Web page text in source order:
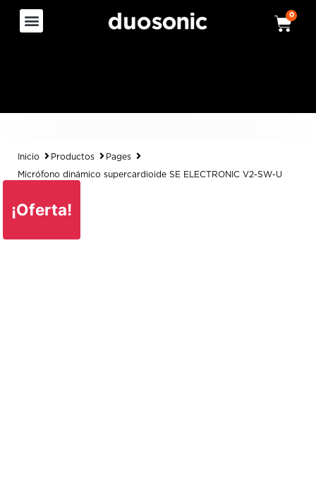
0
Inicio Productos Pages
Micrófono dinámico supercardioide SE ELECTRONIC V2-SW-U
¡Oferta!